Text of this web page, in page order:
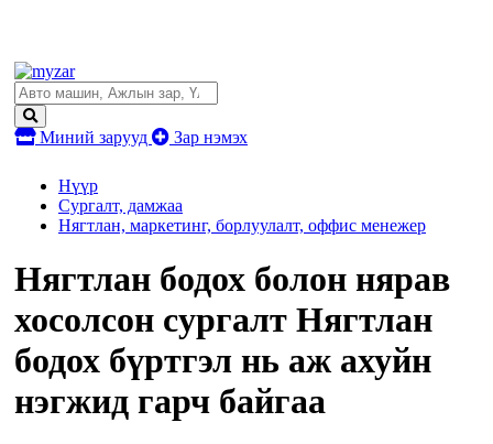
Миний зарууд Зар нэмэх
Нүүр
Сургалт, дамжаа
Нягтлан, маркетинг, борлуулалт, оффис менежер
Нягтлан бодох болон нярав
хосолсон сургалт Нягтлан
бодох бүртгэл нь аж ахуйн
нэгжид гарч байгаа